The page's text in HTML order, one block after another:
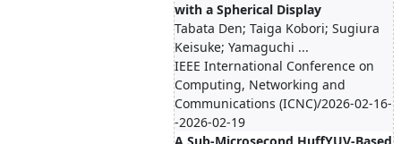
with a Spherical Display
Tabata Den; Taiga Kobori; Sugiura
Keisuke; Yamaguchi ...
IEEE International Conference on
Computing, Networking and
Communications (ICNC)/2026-02-16-
-2026-02-19